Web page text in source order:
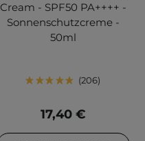
Cream - SPF50 PA++++ -
Sonnenschutzcreme -
50ml
206
17,40 €